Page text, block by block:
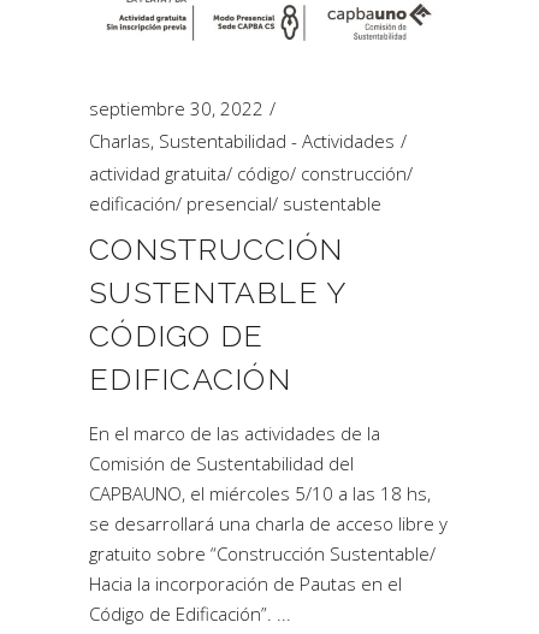
septiembre 30, 2022
Charlas, Sustentabilidad - Actividades
actividad gratuita/ código/ construcción/
edificación/ presencial/ sustentable
CONSTRUCCIÓN
SUSTENTABLE Y
CÓDIGO DE
EDIFICACIÓN
En el marco de las actividades de la
Comisión de Sustentabilidad del
CAPBAUNO, el miércoles 5/10 a las 18 hs,
se desarrollará una charla de acceso libre y
gratuito sobre “Construcción Sustentable/
Hacia la incorporación de Pautas en el
Código de Edificación”.